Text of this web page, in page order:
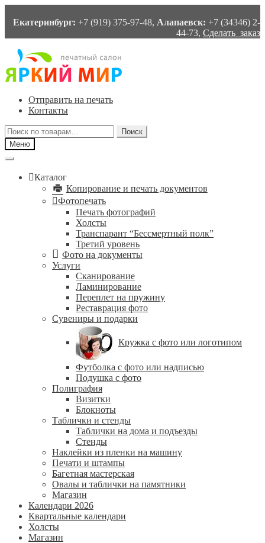
Екатеринбург: +7 (919) 375-97-48, Алапаевск: +7 (34346) 2-
44-73, Сделать заказ
Перейти
навигации
Перейти
содержимому
Отправить на печать
Контакты
Искать:
Поиск
Меню
Каталог
Копирование и печать документов
Фотопечать
Печать фотографий
Холсты
Транспарант “Бессмертный полк”
Третий уровень
Фото на документы
Услуги
Сканирование
Ламинирование
Переплет на пружину
Реставрация фото
Сувениры и подарки
Кружка с фото или логотипом
Футболка с фото или надписью
Подушка с фото
Полиграфия
Визитки
Блокноты
Таблички и стенды
Таблички на дома и подъезды
Стенды
Наклейки из пленки на машину
Печати и штампы
Багетная мастерская
Овалы и таблички на памятники
Магазин
Календари 2026
Квартальные календари
Холсты
Магазин